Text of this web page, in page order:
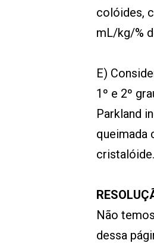
colóides,
mL/kg/%
E)
1º e 2º
Parkland
queimada
cristalóide.
Não
dessa